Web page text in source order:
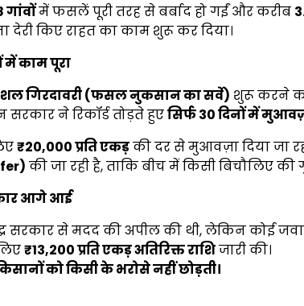
गांवोंमें फसलें पूरी तरह से बर्बाद हो गईं और करीब
देरी किए राहत का काम शुरू कर दिया।
में काम पूरा
गिरदावरी (फसल नुकसान का सर्वे) शुरू करने का
ने रिकॉर्ड तोड़ते हुएसिर्फ30दिनों में
₹20,000प्रति एकड़की दर से मुआवज़ा दिया जा
की जा रही है, ताकि बीच में किसी बिचौलिए की
आगे आई
से मदद की अपील की थी, लेकिन कोई
₹13,200प्रति एकड़ अतिरिक्त राशिजारी की।
को किसी के भरोसे नहीं छोड़ती।